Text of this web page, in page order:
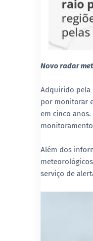
Novo radar
Adquirido pela
por monitorar
em cinco
Além dos
serviço de